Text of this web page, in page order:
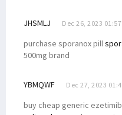
JHSMLJ Dec 26, 2023
purchase sporanox pill
500mg brand
YBMQWF Dec 27, 2023
buy cheap generic